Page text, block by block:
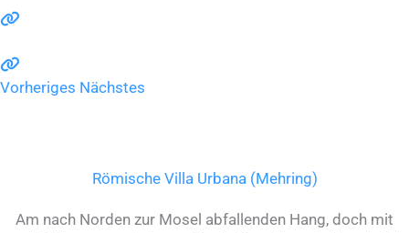
Vorheriges Nächstes
Römische Villa Urbana (Mehring)
Am nach Norden zur Mosel abfallenden Hang, doch mit